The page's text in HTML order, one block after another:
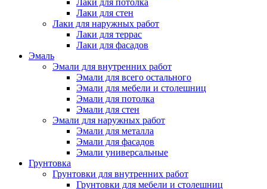
Лаки для потолка
Лаки для стен
Лаки для наружных работ
Лаки для террас
Лаки для фасадов
Эмаль
Эмали для внутренних работ
Эмали для всего остального
Эмали для мебели и столешниц
Эмали для потолка
Эмали для стен
Эмали для наружных работ
Эмали для металла
Эмали для фасадов
Эмали универсальные
Грунтовка
Грунтовки для внутренних работ
Грунтовки для мебели и столешниц